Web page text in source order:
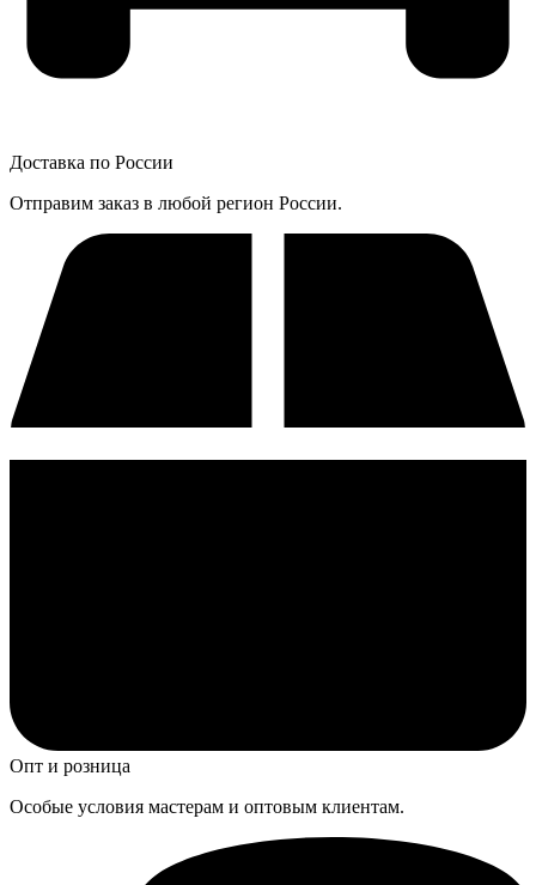
Доставка по России
Отправим заказ в любой регион России.
Опт и розница
Особые условия мастерам и оптовым клиентам.